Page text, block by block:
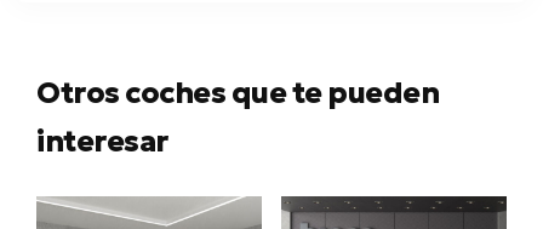
Otros coches que te pueden
interesar